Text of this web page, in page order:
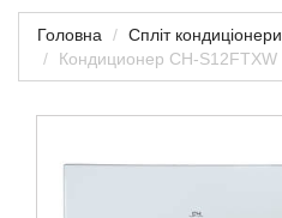
Головна
Спліт кондиціонери
Кондиционер CH-S12FTXW